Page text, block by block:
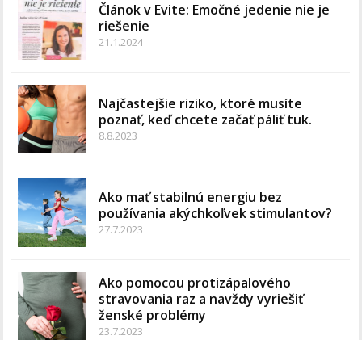
Článok v Evite: Emočné jedenie nie je
riešenie
21.1.2024
Najčastejšie riziko, ktoré musíte
poznať, keď chcete začať páliť tuk.
8.8.2023
Ako mať stabilnú energiu bez
používania akýchkoľvek stimulantov?
27.7.2023
Ako pomocou protizápalového
stravovania raz a navždy vyriešiť
ženské problémy
23.7.2023